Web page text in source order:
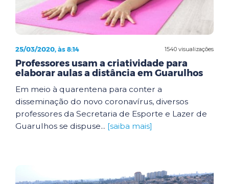
1540 visualizações
25/03/2020, às 8:14
Professores usam a criatividade para
elaborar aulas a distância em Guarulhos
Em meio à quarentena para conter a
disseminação do novo coronavírus, diversos
professores da Secretaria de Esporte e Lazer de
Guarulhos se dispuse... [saiba mais]